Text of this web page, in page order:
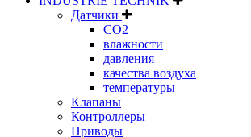
Датчики
CO2
влажности
давления
качества воздуха
температуры
Клапаны
Контроллеры
Приводы